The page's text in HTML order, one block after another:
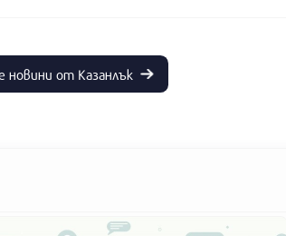
новини от Казанлък